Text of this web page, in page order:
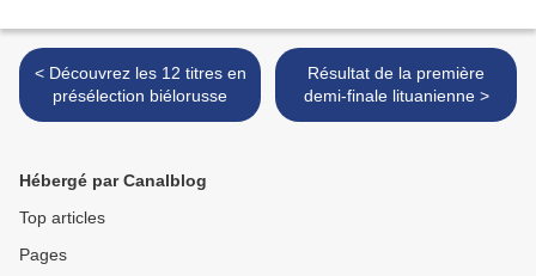
< Découvrez les 12 titres en
présélection biélorusse
Résultat de la première
demi-finale lituanienne >
Hébergé par Canalblog
Top articles
Pages